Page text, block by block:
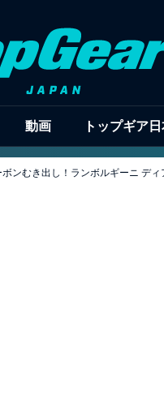
動画 トップギア
ンむき出し！ランボルギーニ デ